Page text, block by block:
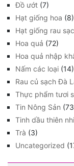
Đồ ướt (7)
Hạt giống hoa (8)
Hạt giống rau
Hoa quả (72)
Hoa quả nhập
Nấm các loại (14)
Rau củ sạch Đà
Thực phẩm tươi
Tin Nông Sản
Tinh dầu thiên
Trà (3)
Uncategorized